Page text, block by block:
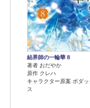
結界師の一輪華 8
著者 おだやか
原作 クレハ
キャラクター原案 ボダッ
ス